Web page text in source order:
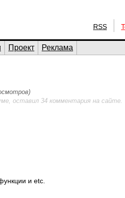
RSS
Проект Реклама
оставил 34 комментария на сайте.
и etc.